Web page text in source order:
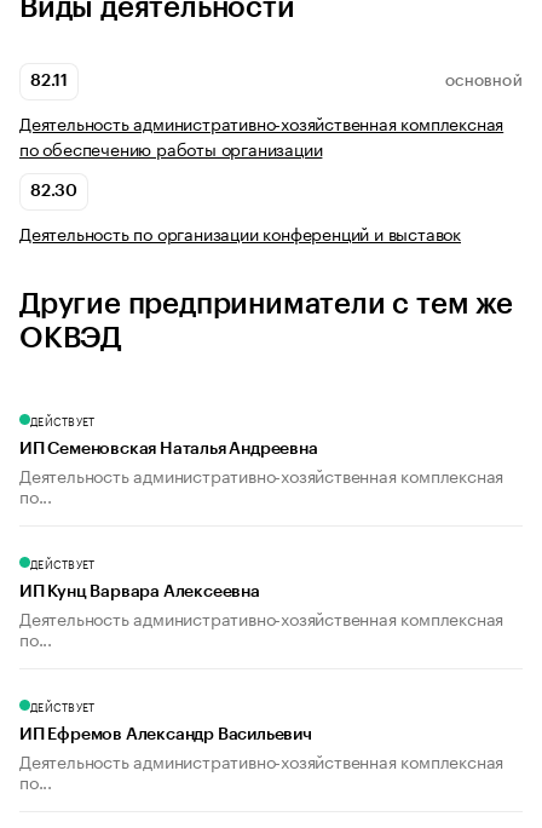
Виды деятельности
82.11 ОСНОВНОЙ
Деятельность административно-хозяйственная комплексная
по обеспечению работы организации
82.30
Деятельность по организации конференций и выставок
Другие предприниматели с тем же
ОКВЭД
ДЕЙСТВУЕТ
ИП Семеновская Наталья Андреевна
Деятельность административно-хозяйственная комплексная
по...
ДЕЙСТВУЕТ
ИП Кунц Варвара Алексеевна
Деятельность административно-хозяйственная комплексная
по...
ДЕЙСТВУЕТ
ИП Ефремов Александр Васильевич
Деятельность административно-хозяйственная комплексная
по...